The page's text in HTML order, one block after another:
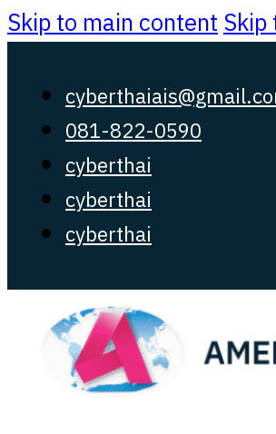
Skip to main content
081-822-0590
cyberthai
cyberthai
cyberthai